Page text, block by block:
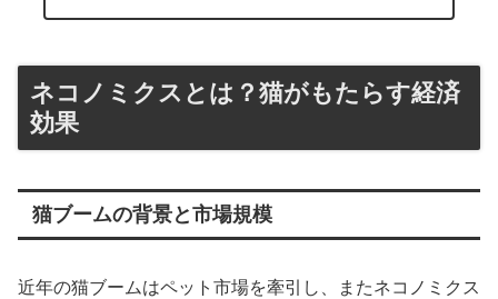
ネコノミクスとは？猫がもたらす経済
効果
猫ブームの背景と市場規模
近年の猫ブームはペット市場を牽引し、またネコノミクス